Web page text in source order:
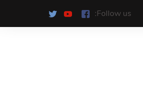
Follow us: